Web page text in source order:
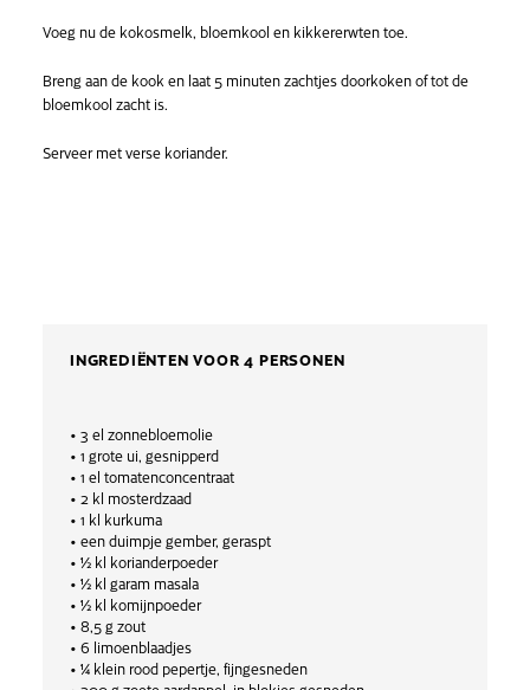
INGREDIËNTEN VOOR 4 PERSONEN
• 3 el zonnebloemolie
• 1 grote ui, gesnipperd
• 1 el tomatenconcentraat
• 2 kl mosterdzaad
• 1 kl kurkuma
• een duimpje gember, geraspt
• ½ kl korianderpoeder
• ½ kl garam masala
• ½ kl komijnpoeder
• 8,5 g zout
• 6 limoenblaadjes
• ¼ klein rood pepertje, fijngesneden
Voeg nu de kokosmelk, bloemkool en kikkererwten toe.
Breng aan de kook en laat 5 minuten zachtjes doorkoken of tot de
bloemkool zacht is.
Serveer met verse koriander.